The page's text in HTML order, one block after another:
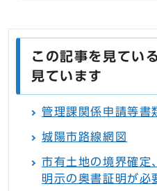
この記事を見てい
見ています
管理課関係申請等書
城陽市路線網図
市有土地の境界確定
明示の奥書証明が必